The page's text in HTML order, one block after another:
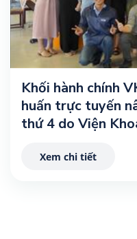
Khối hành chính
huấn trực tuyến
thứ 4 do Viện
Xem chi tiết